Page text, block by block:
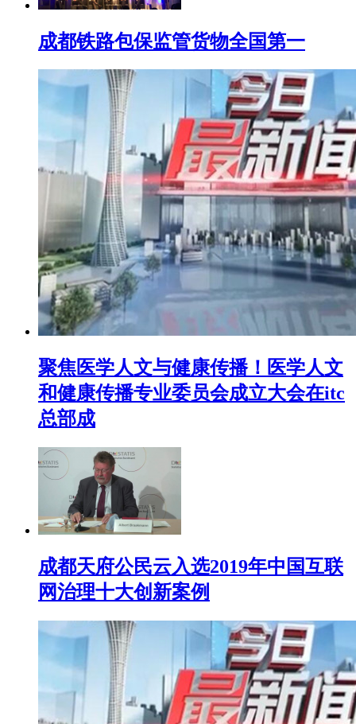
成都铁路包保监管货物全国第一
聚焦医学人文与健康传播！医学人文
和健康传播专业委员会成立大会在itc
总部成
成都天府公民云入选2019年中国互联
网治理十大创新案例